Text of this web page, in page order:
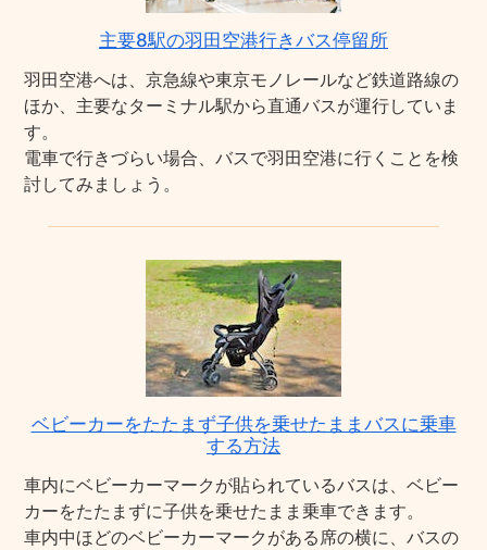
主要8駅の羽田空港行きバス停留所
羽田空港へは、京急線や東京モノレールなど鉄道路線の
ほか、主要なターミナル駅から直通バスが運行していま
す。
電車で行きづらい場合、バスで羽田空港に行くことを検
討してみましょう。
ベビーカーをたたまず子供を乗せたままバスに乗車
する方法
車内にベビーカーマークが貼られているバスは、ベビー
カーをたたまずに子供を乗せたまま乗車できます。
車内中ほどのベビーカーマークがある席の横に、バスの